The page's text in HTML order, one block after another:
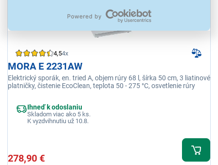
4,54x
MORA E 2231AW
Elektrický sporák, en. tried A, objem rúry 68 l, šírka 50 cm, 3 liatinové
platničky, čistenie EcoClean, teplota 50 - 275 °C, osvetlenie rúry
Ihneď k odoslaniu
Skladom viac ako 5 ks.
K vyzdvihnutiu už 10.8.
278,90 €